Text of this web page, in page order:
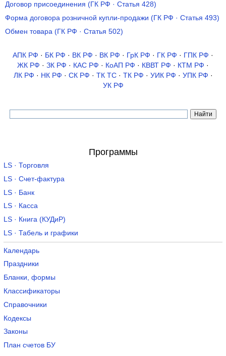
Договор присоединения (ГК РФ · Статья 428)
Форма договора розничной купли-продажи (ГК РФ · Статья 493)
Обмен товара (ГК РФ · Статья 502)
АПК РФ · БК РФ · ВК РФ · ВК РФ · ГрК РФ · ГК РФ · ГПК РФ ·
ЖК РФ · ЗК РФ · КАС РФ · КоАП РФ · КВВТ РФ · КТМ РФ ·
ЛК РФ · НК РФ · СК РФ · ТК TC· ТК РФ · УИК РФ · УПК РФ ·
УК РФ
Программы
LS · Торговля
LS · Счет-фактура
LS · Банк
LS · Касса
LS · Книга (КУДиР)
LS · Табель и графики
Календарь
Праздники
Бланки, формы
Классификаторы
Справочники
Кодексы
Законы
План счетов БУ